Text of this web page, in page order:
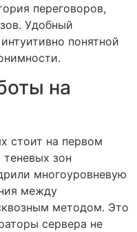
переговоров,
Удобный
понятной
на
стоит на первом
зон
многоуровневую
между
методом. Это
сервера не